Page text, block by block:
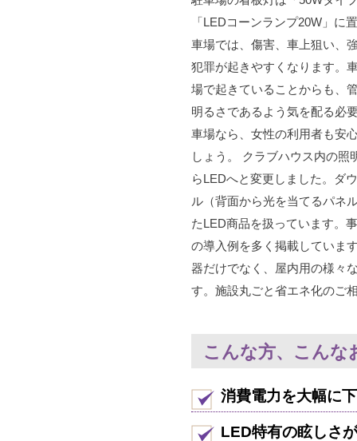
「LEDコーンランプ20W」に
車場では、傷害、車上狙い、
犯罪が起きやすくなります。
場で起きていることからも、
明るさであるよう気を配る必
車場なら、女性の利用者も安
しょう。 クラブハウス内の照
らLEDへと変更しました。ダ
ル（背面から光を当てるパネ
たLED商品を扱っています。
の導入例を多く掲載していま
器だけでなく、屋内用の様々
す。施設丸ごと省エネ化のご
こんな方、こんな
消費電力を大幅に
LED特有の眩しさ